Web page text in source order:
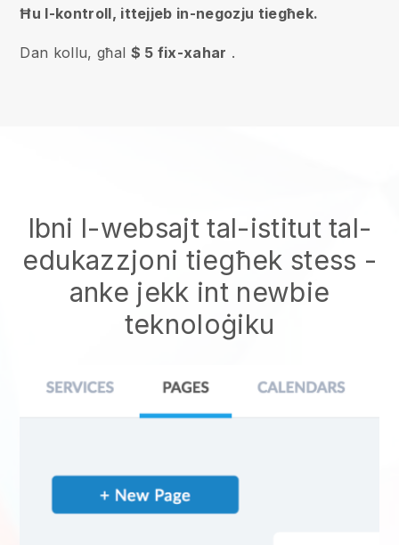
Ħu l-kontroll, ittejjeb in-negozju tiegħek.
Dan kollu, għal $ 5 fix-xahar .
Ibni l-websajt tal-istitut tal-
edukazzjoni tiegħek stess -
anke jekk int newbie
teknoloġiku